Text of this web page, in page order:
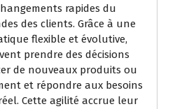
rapides du
des clients. Grâce à une
flexible et évolutive,
prendre des décisions
de nouveaux produits ou
et répondre aux besoins
Cette agilité accrue leur